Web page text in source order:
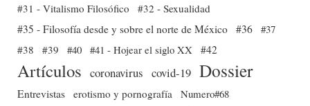
#31 - Vitalismo Filosófico
#32 - Sexualidad
#35 - Filosofía desde y sobre el norte de México #36 #37
#38
#39 #40 #41 - Hojear el siglo XX #42
Artículos coronavirus covid-19 Dossier
Entrevistas erotismo y pornografía
Numero#68